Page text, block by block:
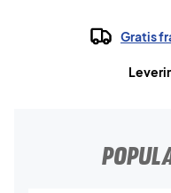
Gratis